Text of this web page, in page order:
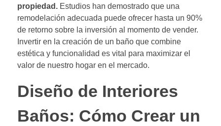
propiedad. Estudios han demostrado que una
remodelación adecuada puede ofrecer hasta un 90%
de retorno sobre la inversión al momento de vender.
Invertir en la creación de un baño que combine
estética y funcionalidad es vital para maximizar el
valor de nuestro hogar en el mercado.
Diseño de Interiores
Baños: Cómo Crear un